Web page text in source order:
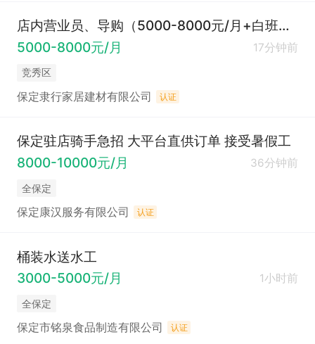
店内营业员、导购（5000-8000元/月+白班+单休）
5000-8000元/月
17分钟前
竞秀区
保定隶行家居建材有限公司 认证
保定驻店骑手急招 大平台直供订单 接受暑假工
8000-10000元/月
36分钟前
全保定
保定康汉服务有限公司 认证
桶装水送水工
3000-5000元/月
1小时前
全保定
保定市铭泉食品制造有限公司 认证